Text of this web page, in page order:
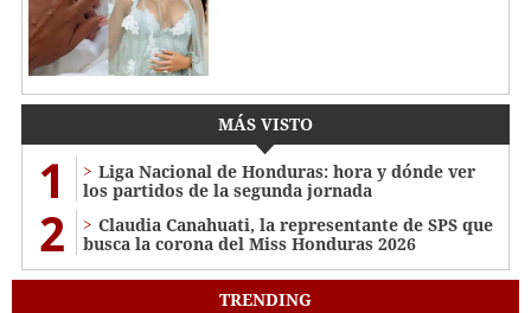
MÁS VISTO
1
Liga Nacional de Honduras: hora y dónde ver
los partidos de la segunda jornada
2
Claudia Canahuati, la representante de SPS que
busca la corona del Miss Honduras 2026
TRENDING